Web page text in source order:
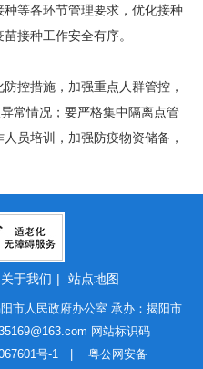
等各环节管理要求，优化接种
接种工作安全有序。
措施，加强重点人群管控，
常情况；要严格集中隔离点管
员培训，加强防疫物资储备，
关于我们 | 站点地图
市人民政府办公室 承办：揭阳市
网站标识码
号-1| 粤公网安备